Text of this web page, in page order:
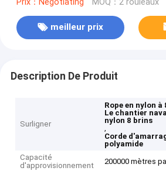
meilleur prix
Description De Produit
Surligner
Rope en nylon
Le chantier
nylon 8 brins
,
Corde
polyamide
Capacité
d'approvisionnement
200000 mètres